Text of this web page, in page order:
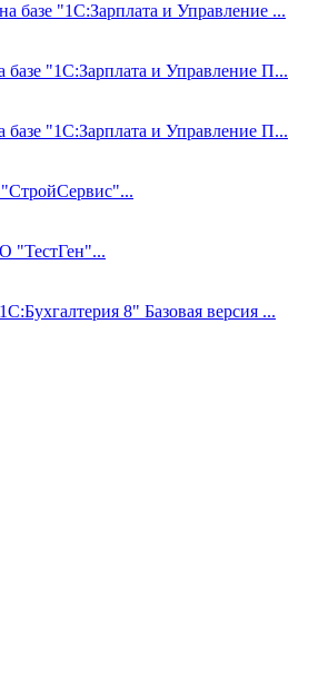
базе "1С:Зарплата и Управление ...
базе "1С:Зарплата и Управление П...
базе "1С:Зарплата и Управление П...
"ТестГен"...
8" Базовая версия ...